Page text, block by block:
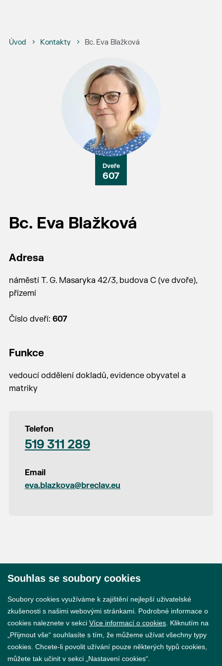
Úvod Kontakty Bc. Eva Blažková
607
Bc. Eva Blažková
Adresa
náměstí T. G. Masaryka 42/3, budova C (ve dvoře),
přízemí
Číslo dveří: 607
Funkce
vedoucí oddělení dokladů, evidence obyvatel a
matriky
Telefon
519 311 289
Email
eva.blazkova@breclav.eu
Souhlas se soubory cookies
Soubory cookies využíváme k zajištění nejlepší uživatelské
zkušenosti s našimi webovými stránkami. Podrobné informace o
cookies naleznete v sekci Více informací o cookies . Kliknutím na
„Přijmout vše“ souhlasíte s tím, že můžeme užívat všechny typy
cookies. Chcete-li povolit užívání pouze některých typů cookies,
můžete tak učinit v sekci „Nastavení cookies“.